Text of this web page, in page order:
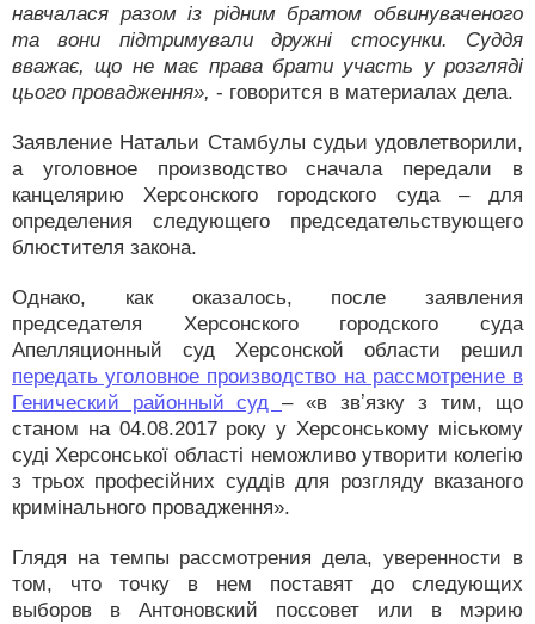
навчалася разом із рідним братом обвинуваченого
та вони підтримували дружні стосунки. Суддя
вважає, що не має права брати участь у розгляді
цього провадження», - говорится в материалах дела.
Заявление Натальи Стамбулы судьи удовлетворили,
а уголовное производство сначала передали в
канцелярию Херсонского городского суда – для
определения следующего председательствующего
блюстителя закона.
Однако, как оказалось, после заявления
председателя Херсонского городского суда
Апелляционный суд Херсонской области решил
передать уголовное производство на рассмотрение в
Генический районный суд – «в звʼязку з тим, що
станом на 04.08.2017 року у Херсонському міському
суді Херсонської області неможливо утворити колегію
з трьох професійних суддів для розгляду вказаного
кримінального провадження».
Глядя на темпы рассмотрения дела, уверенности в
том, что точку в нем поставят до следующих
выборов в Антоновский поссовет или в мэрию